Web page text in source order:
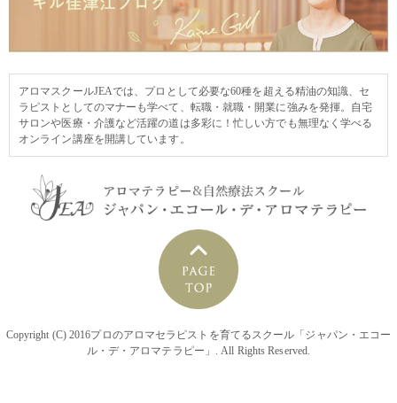
アロマスクールJEAでは、プロとして必要な60種を超える精油の知識、セ
ラピストとしてのマナーも学べて、転職・就職・開業に強みを発揮。自宅
サロンや医療・介護など活躍の道は多彩に！忙しい方でも無理なく学べる
オンライン講座を開講しています。
Copyright (C) 2016プロのアロマセラピストを育てるスクール「ジャパン・エコー
ル・デ・アロマテラピー」. All Rights Reserved.